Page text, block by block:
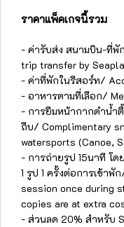
ราคาแพ็คเกจนี้รวม
- ค่ารับส่ง สนามบิน-ที่พั
trip transfer by
- ค่าที่พักในรีสอร์ท/
- อาหารตามที่เลือก/
- การยืมหน้ากากดำน้ำตื้
ถีบ/ Complimentary
watersports (Canoe,
- การถ่ายรูป 15นาที โ
1 รูป 1 ครั้งต่อการเข้าพั
session once during
copies are at extra
- ส่วนลด 20% สำหรับ